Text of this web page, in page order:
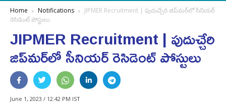
Home Notifications
JIPMER Recruitment | పుదుచ్చేరి జిప్‌మర్‌లో సీనియర్
రెసిడెంట్ పోస్టులు
JIPMER Recruitment | పుదుచ్చేరి
జిప్‌మర్‌లో సీనియర్ రెసిడెంట్ పోస్టులు
June 1, 2023 / 12:42 PM IST